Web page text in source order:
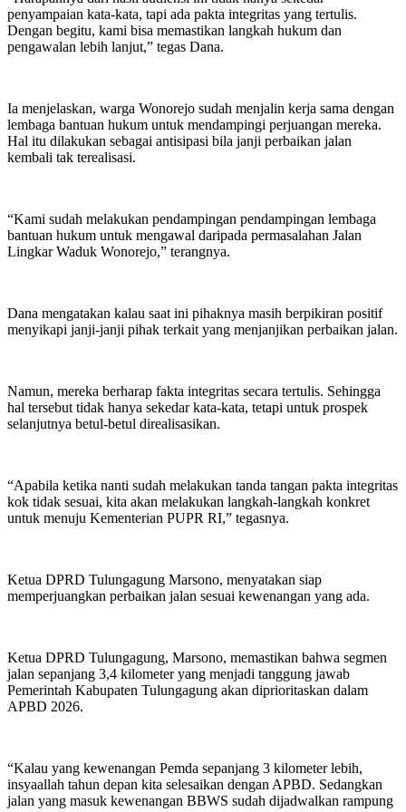
penyampaian kata-kata, tapi ada pakta integritas yang tertulis.
Dengan begitu, kami bisa memastikan langkah hukum dan
pengawalan lebih lanjut,” tegas Dana.
Ia menjelaskan, warga Wonorejo sudah menjalin kerja sama dengan
lembaga bantuan hukum untuk mendampingi perjuangan mereka.
Hal itu dilakukan sebagai antisipasi bila janji perbaikan jalan
kembali tak terealisasi.
“Kami sudah melakukan pendampingan pendampingan lembaga
bantuan hukum untuk mengawal daripada permasalahan Jalan
Lingkar Waduk Wonorejo,” terangnya.
Dana mengatakan kalau saat ini pihaknya masih berpikiran positif
menyikapi janji-janji pihak terkait yang menjanjikan perbaikan jalan.
Namun, mereka berharap fakta integritas secara tertulis. Sehingga
hal tersebut tidak hanya sekedar kata-kata, tetapi untuk prospek
selanjutnya betul-betul direalisasikan.
“Apabila ketika nanti sudah melakukan tanda tangan pakta integritas
kok tidak sesuai, kita akan melakukan langkah-langkah konkret
untuk menuju Kementerian PUPR RI,” tegasnya.
Ketua DPRD Tulungagung Marsono, menyatakan siap
memperjuangkan perbaikan jalan sesuai kewenangan yang ada.
Ketua DPRD Tulungagung, Marsono, memastikan bahwa segmen
jalan sepanjang 3,4 kilometer yang menjadi tanggung jawab
Pemerintah Kabupaten Tulungagung akan diprioritaskan dalam
APBD 2026.
“Kalau yang kewenangan Pemda sepanjang 3 kilometer lebih,
insyaallah tahun depan kita selesaikan dengan APBD. Sedangkan
jalan yang masuk kewenangan BBWS sudah dijadwalkan rampung